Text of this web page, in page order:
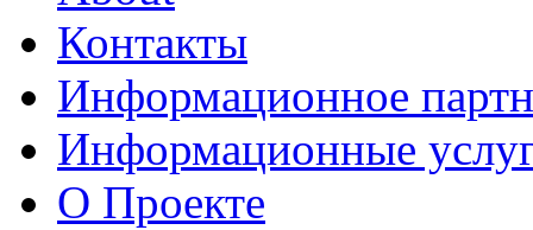
Контакты
Информационное
Информационные
О Проекте